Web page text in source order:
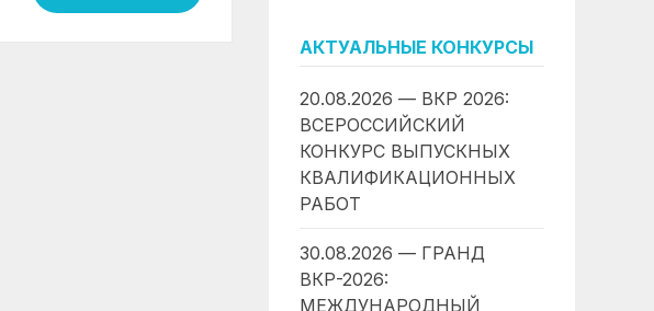
АКТУАЛЬНЫЕ КОНКУРСЫ
20.08.2026 — ВКР 2026:
ВСЕРОССИЙСКИЙ
КОНКУРС ВЫПУСКНЫХ
КВАЛИФИКАЦИОННЫХ
РАБОТ
30.08.2026 — ГРАНД
ВКР-2026:
МЕЖДУНАРОДНЫЙ